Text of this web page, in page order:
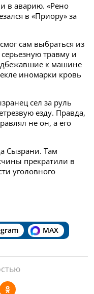
в аварию. «Рено
в «Приору» за
сам выбраться из
травму и
к машине
иномарки кровь
сел за руль
езду. Правда,
не он, а его
Сызрани. Там
прекратили в
уголовного
MAX